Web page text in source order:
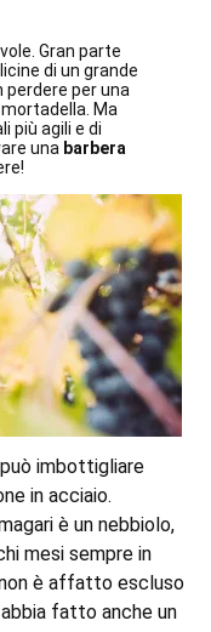
Gran parte
di un grande
perdere per una
Ma
più agili e di
una barbera
imbottigliare
in acciaio.
è un nebbiolo,
mesi sempre in
è affatto escluso
fatto anche un